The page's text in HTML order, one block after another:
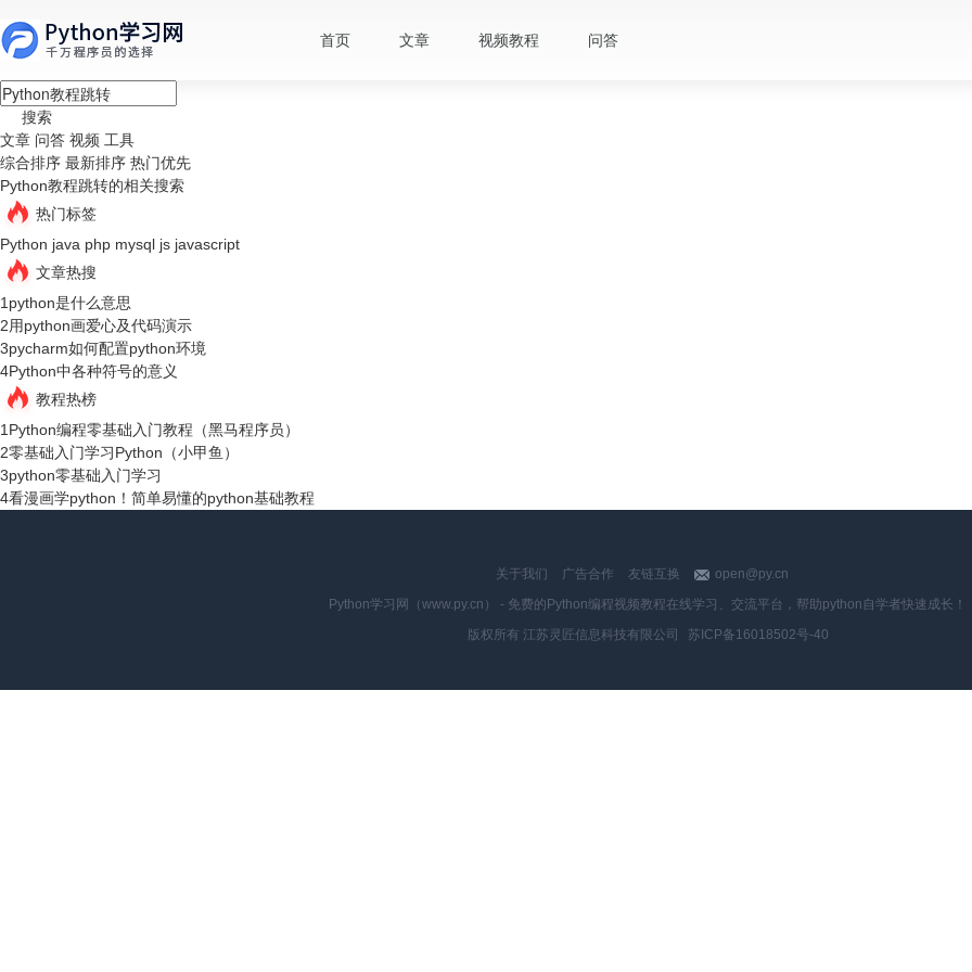
首页 文章 视频教程 问答
搜索
文章 问答 视频 工具
综合排序 最新排序 热门优先
Python教程跳转的相关搜索
热门标签
Python java php mysql js javascript
文章热搜
1python是什么意思
2用python画爱心及代码演示
3pycharm如何配置python环境
4Python中各种符号的意义
教程热榜
1Python编程零基础入门教程（黑马程序员）
2零基础入门学习Python（小甲鱼）
3python零基础入门学习
4看漫画学python！简单易懂的python基础教程
关于我们 广告合作 友链互换
open@py.cn
Python学习网（www.py.cn） - 免费的Python编程视频教程在线学习、交流平台，帮助python自学者快速成长！
版权所有 江苏灵匠信息科技有限公司
苏ICP备16018502号-40